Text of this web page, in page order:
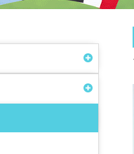
製作，並接受印花、電繡、